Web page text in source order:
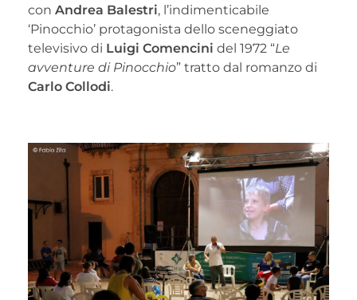
con Andrea Balestri, l’indimenticabile
‘Pinocchio’ protagonista dello sceneggiato
televisivo di Luigi Comencini del 1972 “Le
avventure di Pinocchio” tratto dal romanzo di
Carlo Collodi.